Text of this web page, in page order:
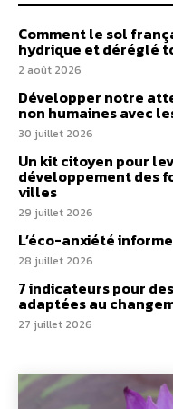
Comment le sol
hydrique et déréglé
2 août 2026
Développer notre
non humaines avec
30 juillet 2026
Un kit citoyen pour
développement des
villes
29 juillet 2026
L’éco-anxiété
28 juillet 2026
7 indicateurs pour
adaptées au
27 juillet 2026